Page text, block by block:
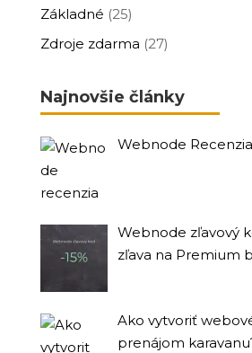
Základné (25)
Zdroje zdarma (27)
Najnovšie články
Webnode Recenzia
Webnode zľavový
zľava na Premium
Ako vytvoriť
prenájom